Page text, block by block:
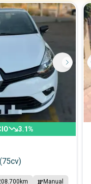
3.1%
km Manual